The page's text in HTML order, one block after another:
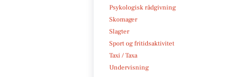
Psykologisk rådgivning
Skomager
Slagter
Sport og fritidsaktivitet
Taxi / Taxa
Undervisning